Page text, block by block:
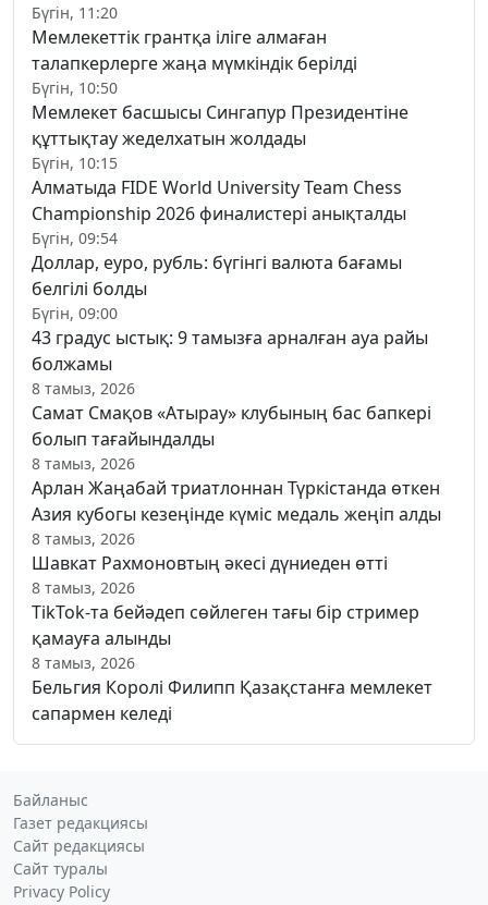
Бүгін, 11:20
Мемлекеттік грантқа іліге алмаған
талапкерлерге жаңа мүмкіндік берілді
Бүгін, 10:50
Мемлекет басшысы Сингапур Президентіне
құттықтау жеделхатын жолдады
Бүгін, 10:15
Алматыда FIDE World University Team Chess
Championship 2026 финалистері анықталды
Бүгін, 09:54
Доллар, еуро, рубль: бүгінгі валюта бағамы
белгілі болды
Бүгін, 09:00
43 градус ыстық: 9 тамызға арналған ауа райы
болжамы
8 тамыз, 2026
Самат Смақов «Атырау» клубының бас бапкері
болып тағайындалды
8 тамыз, 2026
Арлан Жаңабай триатлоннан Түркістанда өткен
Азия кубогы кезеңінде күміс медаль жеңіп алды
8 тамыз, 2026
Шавкат Рахмоновтың әкесі дүниеден өтті
8 тамыз, 2026
TikTok-та бейәдеп сөйлеген тағы бір стример
қамауға алынды
8 тамыз, 2026
Бельгия Королі Филипп Қазақстанға мемлекет
сапармен келеді
Байланыс
Газет редакциясы
Сайт редакциясы
Сайт туралы
Privacy Policy